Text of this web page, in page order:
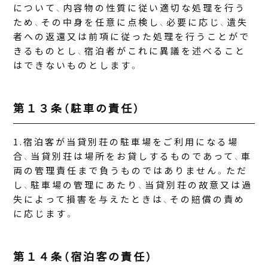
について、内容物の性質に従い適切な処理を行う
ため、その中身を任意に点検し、必要に応じ、遺失
者への返還又は前項に従った処理を行うことがで
きるものとし、宿泊者がこれに異議を述べること
はできないものとします。
第１３条（駐車の責任）
宿泊客が当貸別荘の駐車場をご利用になる場
合、当貸別荘は場所をお貸しするものであって、車
両の管理責任まで負うものではありません。ただ
し、駐車場の管理にあたり、当貸別荘の故意又は過
失によって損害を与えたときは、その賠償の責め
に応じます。
第１４条（宿泊客の責任）